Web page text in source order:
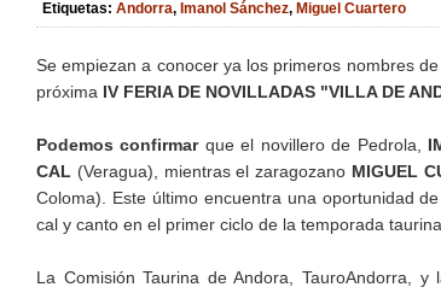
Etiquetas: Andorra, Imanol Sánchez, Miguel Cuartero
Se empiezan a conocer ya los primeros nombres
próxima IV FERIA DE NOVILLADAS "VILLA DE
Podemos confirmarque el novillero de Pedrola,
CAL (Veragua), mientras el zaragozano MIGUEL
Coloma). Este último encuentra una oportunidad
cal y canto en el primer ciclo de la temporada
La Comisión Taurina de Andora, TauroAndorra,